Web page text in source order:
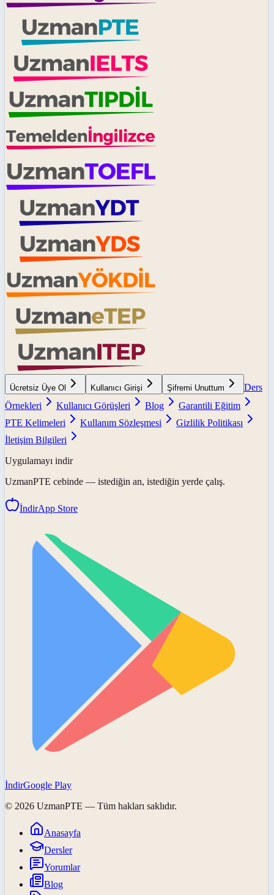
Ücretsiz Üye Ol Kullanıcı Girişi Şifremi Unuttum
Ders
Örnekleri
Kullanıcı Görüşleri Blog
Garantili Eğitim
PTE Kelimeleri
Kullanım Sözleşmesi
Gizlilik Politikası
İletişim Bilgileri
Uygulamayı indir
UzmanPTE cebinde — istediğin an, istediğin yerde çalış.
İndirApp Store
İndirGoogle Play
© 2026 UzmanPTE — Tüm hakları saklıdır.
Anasayfa
Dersler
Yorumlar
Blog